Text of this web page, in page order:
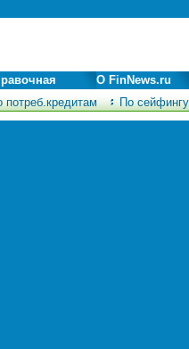
По сейфингу
О FinNews.ru